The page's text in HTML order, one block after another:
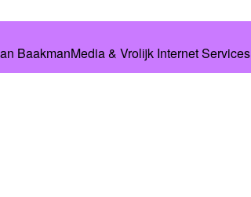
BaakmanMedia& Vrolijk Internet Services